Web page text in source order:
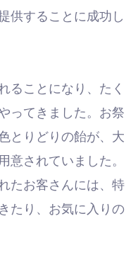
供することに成功し
ることになり、たく
ってきました。お祭
とりどりの飴が、大
意されていました。
たお客さんには、特
たり、お気に入りの